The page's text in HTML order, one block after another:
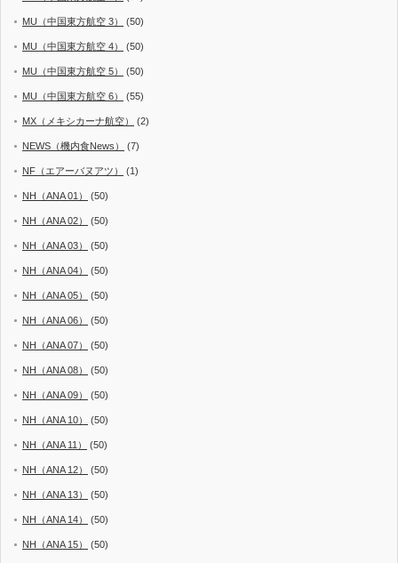
MU（中国東方航空 3） (50)
MU（中国東方航空 4） (50)
MU（中国東方航空 5） (50)
MU（中国東方航空 6） (55)
MX（メキシカーナ航空） (2)
NEWS（機内食News） (7)
NF（エアーバヌアツ） (1)
NH（ANA 01） (50)
NH（ANA 02） (50)
NH（ANA 03） (50)
NH（ANA 04） (50)
NH（ANA 05） (50)
NH（ANA 06） (50)
NH（ANA 07） (50)
NH（ANA 08） (50)
NH（ANA 09） (50)
NH（ANA 10） (50)
NH（ANA 11） (50)
NH（ANA 12） (50)
NH（ANA 13） (50)
NH（ANA 14） (50)
NH（ANA 15） (50)